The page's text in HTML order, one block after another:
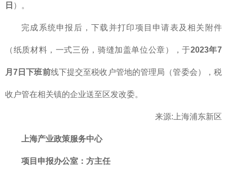
日 ）。
完成系统申报后，下载并打印项目申请表及相关附件
（纸质材料，一式三份，骑缝加盖单位公章），于2023年7
月7日下班前线下提交至税收户管地的管理局（管委会），税
收户管在相关镇的企业送至区发改委。
来源:上海浦东新区
上海产业政策服务中心
项目申报办公室：方主任